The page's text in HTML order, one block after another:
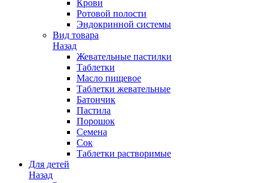
Крови
Ротовой полости
Эндокринной системы
Вид товара
Назад
Жевательные пастилки
Таблетки
Масло пищевое
Таблетки жевательные
Батончик
Пастила
Порошок
Семена
Сок
Таблетки растворимые
Для детей
Назад